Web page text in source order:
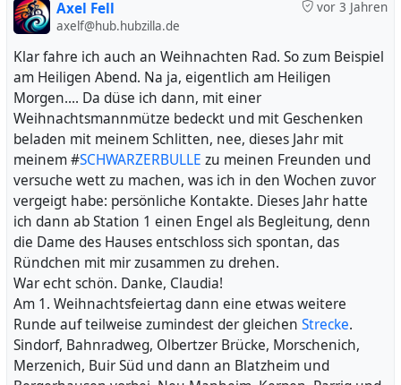
vor 3 Jahren
Axel Fell
axelf@hub.hubzilla.de
Klar fahre ich auch an Weihnachten Rad. So zum Beispiel
am Heiligen Abend. Na ja, eigentlich am Heiligen
Morgen.... Da düse ich dann, mit einer
Weihnachtsmannmütze bedeckt und mit Geschenken
beladen mit meinem Schlitten, nee, dieses Jahr mit
meinem #SCHWARZERBULLE zu meinen Freunden und
versuche wett zu machen, was ich in den Wochen zuvor
vergeigt habe: persönliche Kontakte. Dieses Jahr hatte
ich dann ab Station 1 einen Engel als Begleitung, denn
die Dame des Hauses entschloss sich spontan, das
Ründchen mit mir zusammen zu drehen.
War echt schön. Danke, Claudia!
Am 1. Weihnachtsfeiertag dann eine etwas weitere
Runde auf teilweise zumindest der gleichen Strecke.
Sindorf, Bahnradweg, Olbertzer Brücke, Morschenich,
Merzenich, Buir Süd und dann an Blatzheim und